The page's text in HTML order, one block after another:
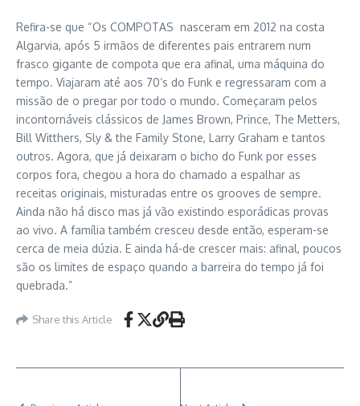
Refira-se que “Os COMPOTAS nasceram em 2012 na costa
Algarvia, após 5 irmãos de diferentes pais entrarem num
frasco gigante de compota que era afinal, uma máquina do
tempo. Viajaram até aos 70’s do Funk e regressaram com a
missão de o pregar por todo o mundo. Começaram pelos
incontornáveis clássicos de James Brown, Prince, The Metters,
Bill Witthers, Sly & the Family Stone, Larry Graham e tantos
outros. Agora, que já deixaram o bicho do Funk por esses
corpos fora, chegou a hora do chamado a espalhar as
receitas originais, misturadas entre os grooves de sempre.
Ainda não há disco mas já vão existindo esporádicas provas
ao vivo. A família também cresceu desde então, esperam-se
cerca de meia dúzia. E ainda há-de crescer mais: afinal, poucos
são os limites de espaço quando a barreira do tempo já foi
quebrada.”
Share this Article